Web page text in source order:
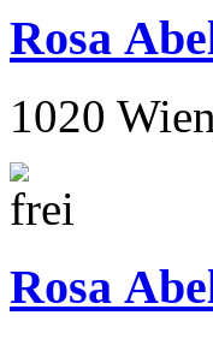
Rosa
1020
Rosa